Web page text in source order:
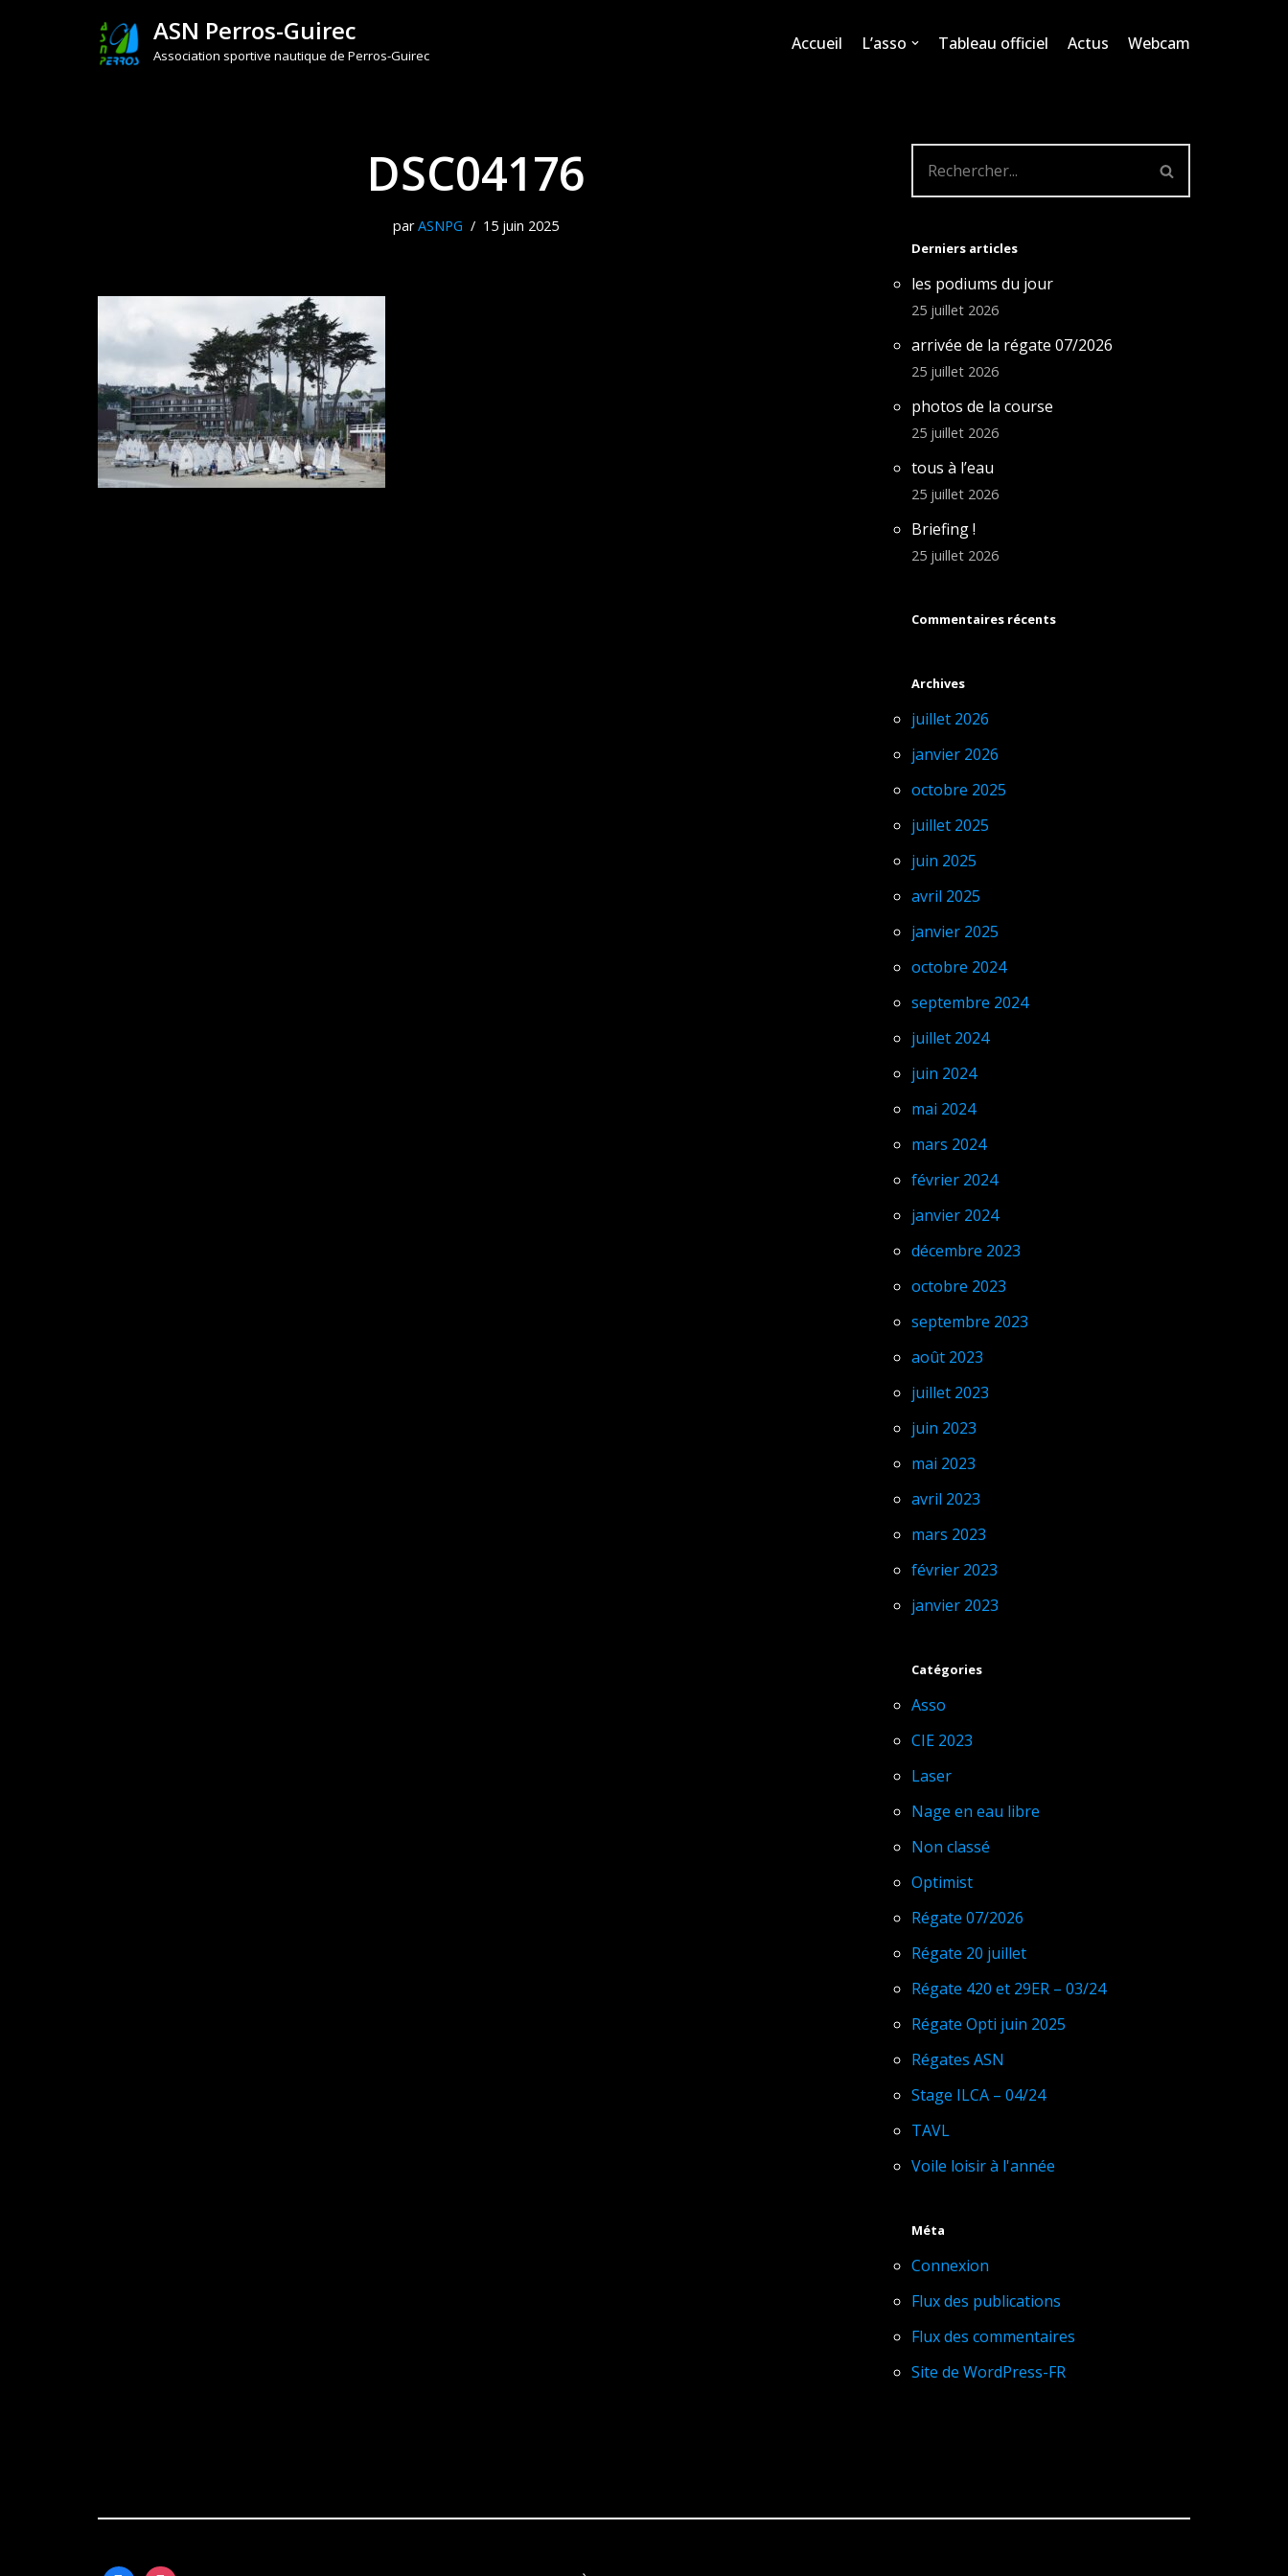
ASN Perros-Guirec
Association sportive nautique de Perros-Guirec
Accueil L’asso Tableau officiel Actus Webcam
DSC04176
parASNPG 15 juin 2025
Derniers articles
les podiums du jour
25 juillet 2026
arrivée de la régate 07/2026
25 juillet 2026
photos de la course
25 juillet 2026
tous à l’eau
25 juillet 2026
Briefing !
25 juillet 2026
Commentaires récents
Archives
juillet 2026
janvier 2026
octobre 2025
juillet 2025
juin 2025
avril 2025
janvier 2025
octobre 2024
septembre 2024
juillet 2024
juin 2024
mai 2024
mars 2024
février 2024
janvier 2024
décembre 2023
octobre 2023
septembre 2023
août 2023
juillet 2023
juin 2023
mai 2023
avril 2023
mars 2023
février 2023
janvier 2023
Catégories
Asso
CIE 2023
Laser
Nage en eau libre
Non classé
Optimist
Régate 07/2026
Régate 20 juillet
Régate 420 et 29ER – 03/24
Régate Opti juin 2025
Régates ASN
Stage ILCA – 04/24
TAVL
Voile loisir à l'année
Méta
Connexion
Flux des publications
Flux des commentaires
Site de WordPress-FR